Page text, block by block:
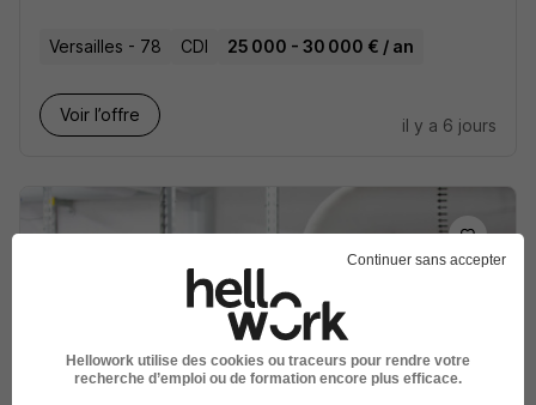
Versailles - 78 CDI 25 000 - 30 000 € / an
Voir l’offre
il y a 6 jours
Apprenti Technicien Méthodes
Secteur BTP - Licence ou Master H/F
MYRIUM
Continuer sans accepter
Hellowork utilise des cookies ou traceurs pour rendre votre
recherche d’emploi ou de formation encore plus efficace.